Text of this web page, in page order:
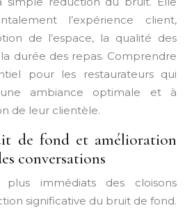
l’expérience client,
de l’espace, la qualité des
durée des repas. Comprendre
pour les restaurateurs qui
ambiance optimale et à
de leur clientèle.
de fond et amélioration
conversations
immédiats des cloisons
significative du bruit de fond.